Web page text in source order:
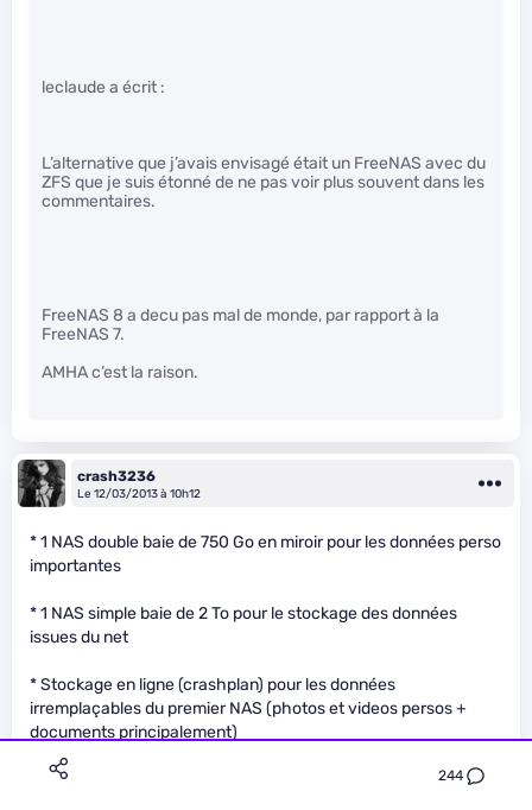
244
leclaude a écrit :
L’alternative que j’avais envisagé était un FreeNAS avec du
ZFS que je suis étonné de ne pas voir plus souvent dans les
commentaires.
FreeNAS 8 a decu pas mal de monde, par rapport à la
FreeNAS 7.
AMHA c’est la raison.
crash3236
Le 12/03/2013 à 10h12
* 1 NAS double baie de 750 Go en miroir pour les données perso
importantes
* 1 NAS simple baie de 2 To pour le stockage des données
issues du net
* Stockage en ligne (crashplan) pour les données
irremplaçables du premier NAS (photos et videos persos +
documents principalement)